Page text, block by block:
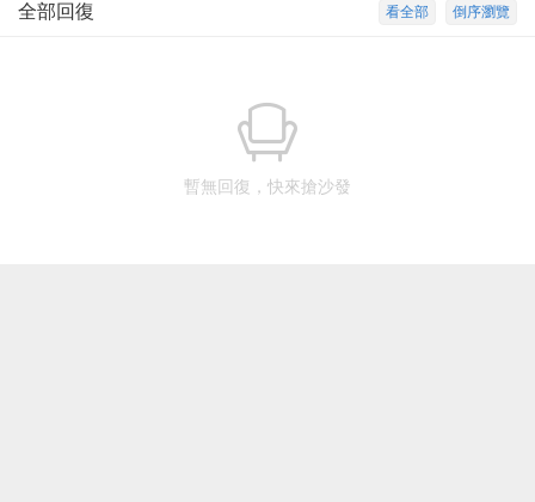
倒序瀏覽
看全部
全部回復
暫無回復，快來搶沙發